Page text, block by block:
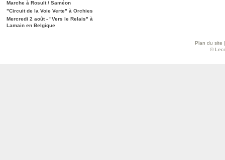
Marche à Rosult / Saméon
"Circuit de la Voie Verte" à Orchies
Mercredi 2 août - "Vers le Relais" à
Lamain en Belgique
Plan du site
©